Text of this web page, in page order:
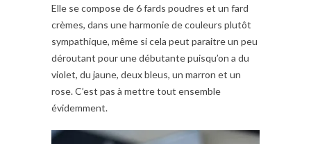
Elle se compose de 6 fards poudres et un fard
crèmes, dans une harmonie de couleurs plutôt
sympathique, même si cela peut paraitre un peu
déroutant pour une débutante puisqu’on a du
violet, du jaune, deux bleus, un marron et un
rose. C’est pas à mettre tout ensemble
évidemment.